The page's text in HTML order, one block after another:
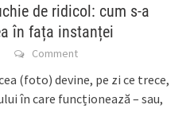
de ridicol: cum s-a
în fața instanței
Comment
(foto) devine, pe zi ce trece,
în care funcționează – sau,